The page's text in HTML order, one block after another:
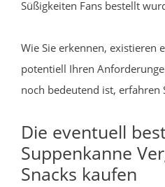
Süßigkeiten Fans bestellt
Wie Sie erkennen, existieren
potentiell Ihren
noch bedeutend ist, erfahren
Die eventuell
Suppenkanne
Snacks kaufen